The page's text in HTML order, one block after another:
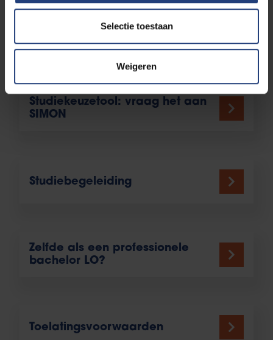
Selectie toestaan
Weigeren
Studiekeuzetool: vraag het aan
SIMON
Studiebegeleiding
Zelfde als een professionele
bachelor LO?
Toelatingsvoorwaarden